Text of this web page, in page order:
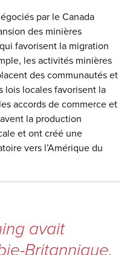
par le Canada
des minières
favorisent la migration
les activités minières
des communautés et
lois locales favorisent la
accords de commerce et
la production
et ont créé une
vers l’Amérique du
avait
Britannique,